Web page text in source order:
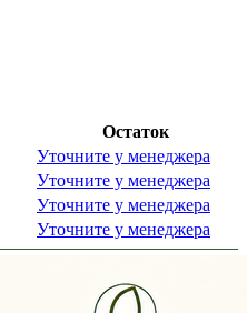
Остаток
Уточните у менеджера
Уточните у менеджера
Уточните у менеджера
Уточните у менеджера